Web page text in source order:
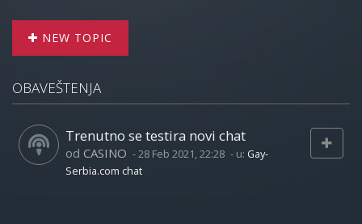
NEW TOPIC
OBAVEŠTENJA
Trenutno se testira novi chat
od CASINO -28 Feb 2021, 22:28 - u: Gay-
Serbia.com chat